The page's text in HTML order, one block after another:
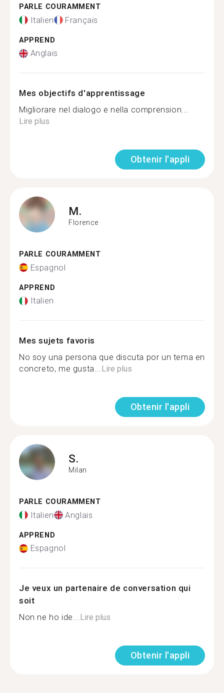
PARLE COURAMMENT
Italien Français
APPREND
Anglais
Mes objectifs d'apprentissage
Migliorare nel dialogo e nella comprension...
Lire plus
Obtenir l'appli
M.
Florence
PARLE COURAMMENT
Espagnol
APPREND
Italien
Mes sujets favoris
No soy una persona que discuta por un tema en
concreto, me gusta...Lire plus
Obtenir l'appli
S.
Milan
PARLE COURAMMENT
Italien Anglais
APPREND
Espagnol
Je veux un partenaire de conversation qui
soit
Non ne ho ide...Lire plus
Obtenir l'appli